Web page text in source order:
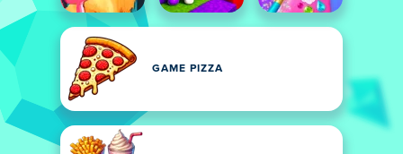
GAME PIZZA